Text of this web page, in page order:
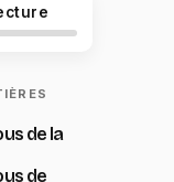
de la
de